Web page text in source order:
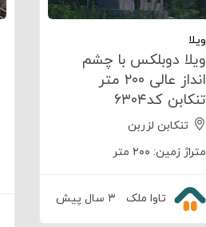
ویلا
ویلا دوبلکس با چشم
انداز عالی ۲۰۰ متر
تنکابن کد۶۳۰۴
تنکابن لزربن
متراژ زمین: ۲۰۰ متر
تاوا ملک ۳ سال پیش